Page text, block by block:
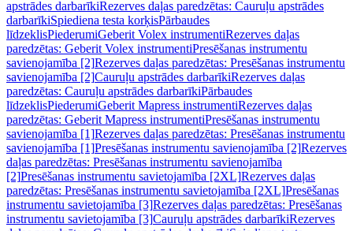
apstrādes darbarīkiRezerves daļas paredzētas: Cauruļu apstrādes
darbarīkiSpiediena testa korķisPārbaudes
līdzeklisPiederumiGeberit Volex instrumentiRezerves daļas
paredzētas: Geberit Volex instrumentiPresēšanas instrumentu
savienojamība [2]Rezerves daļas paredzētas: Presēšanas instrumentu
savienojamība [2]Cauruļu apstrādes darbarīkiRezerves daļas
paredzētas: Cauruļu apstrādes darbarīkiPārbaudes
līdzeklisPiederumiGeberit Mapress instrumentiRezerves daļas
paredzētas: Geberit Mapress instrumentiPresēšanas instrumentu
savienojamība [1]Rezerves daļas paredzētas: Presēšanas instrumentu
savienojamība [1]Presēšanas instrumentu savienojamība [2]Rezerves
daļas paredzētas: Presēšanas instrumentu savienojamība
[2]Presēšanas instrumentu savietojamība [2XL]Rezerves daļas
paredzētas: Presēšanas instrumentu savietojamība [2XL]Presēšanas
instrumentu savietojamība [3]Rezerves daļas paredzētas: Presēšanas
instrumentu savietojamība [3]Cauruļu apstrādes darbarīkiRezerves